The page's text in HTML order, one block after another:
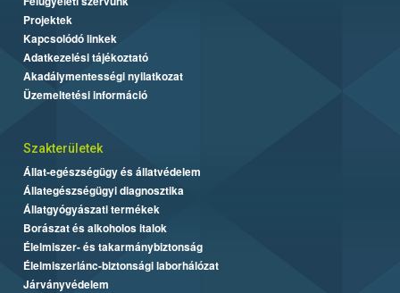
Projektek
Kapcsolódó linkek
Adatkezelési tájékoztató
Akadálymentességi nyilatkozat
Üzemeltetési információ
Szakterületek
Állat-egészségügy és állatvédelem
Állategészségügyi diagnosztika
Állatgyógyászati termékek
Borászat és alkoholos italok
Élelmiszer- és takarmánybiztonság
Élelmiszerlánc-biztonsági laborhálózat
Járványvédelem